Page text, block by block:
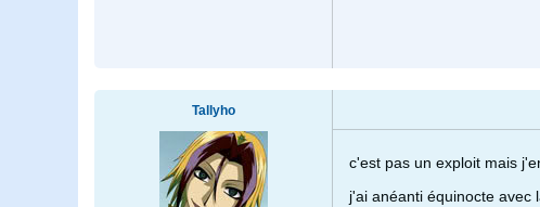
Tallyho
c'est pas un exploit mais
j'ai anéanti équinocte avec